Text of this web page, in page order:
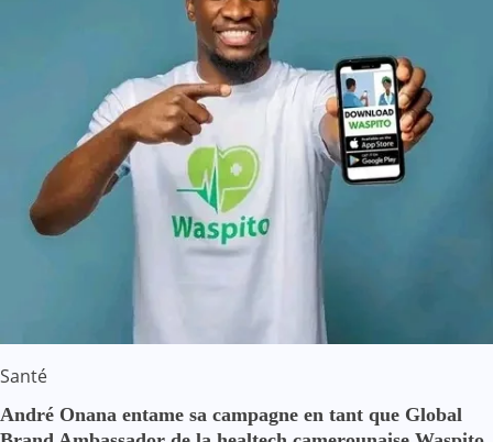
Santé
André Onana entame sa campagne en tant que Global